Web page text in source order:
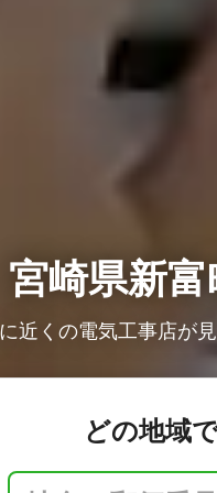
宮崎県新
近くの電気工事店が
どの地域